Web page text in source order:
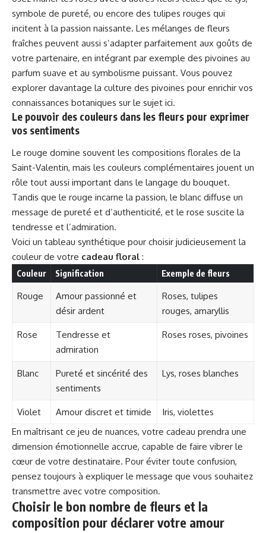
symbole de pureté, ou encore des tulipes rouges qui
incitent à la passion naissante. Les mélanges de fleurs
fraîches peuvent aussi s’adapter parfaitement aux goûts de
votre partenaire, en intégrant par exemple des pivoines au
parfum suave et au symbolisme puissant. Vous pouvez
explorer davantage la culture des pivoines pour enrichir vos
connaissances botaniques sur le sujet ici.
Le pouvoir des couleurs dans les fleurs pour exprimer
vos sentiments
Le rouge domine souvent les compositions florales de la
Saint-Valentin, mais les couleurs complémentaires jouent un
rôle tout aussi important dans le langage du bouquet.
Tandis que le rouge incarne la passion, le blanc diffuse un
message de pureté et d’authenticité, et le rose suscite la
tendresse et l’admiration.
Voici un tableau synthétique pour choisir judicieusement la
couleur de votre cadeau floral :
Couleur Signification Exemple de fleurs
Rouge
Amour passionné et
désir ardent
Roses, tulipes
rouges, amaryllis
Rose
Tendresse et
admiration
Roses roses, pivoines
Blanc
Pureté et sincérité des
sentiments
Lys, roses blanches
Violet Amour discret et timide
Iris, violettes
En maîtrisant ce jeu de nuances, votre cadeau prendra une
dimension émotionnelle accrue, capable de faire vibrer le
cœur de votre destinataire. Pour éviter toute confusion,
pensez toujours à expliquer le message que vous souhaitez
transmettre avec votre composition.
Choisir le bon nombre de fleurs et la
composition pour déclarer votre amour